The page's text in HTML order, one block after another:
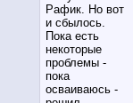
Рафик. Но вот
и сбылось.
Пока есть
некоторые
проблемы -
пока
осваиваюсь -